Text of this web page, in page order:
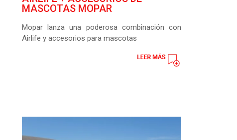
MASCOTAS MOPAR
Mopar lanza una poderosa combinación con
Airlife y accesorios para mascotas